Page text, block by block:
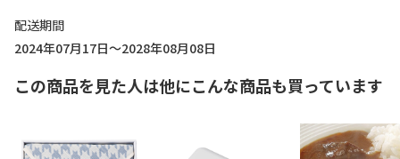
配送期間
2024年07月17日～2028年08月08日
この商品を見た人は他にこんな商品も買っています